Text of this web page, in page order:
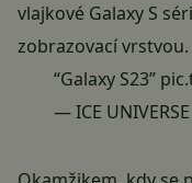
vlajkové Galaxy S
zobrazovací vrstvou.
“Galaxy S23”
— ICE